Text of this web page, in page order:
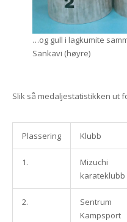
…og gull i lagkumite
Sankavi (høyre)
Slik så medaljestatistikken
Plassering Klubb
1.
Mizuchi
karateklubb
2.
Sentrum
Kampsport